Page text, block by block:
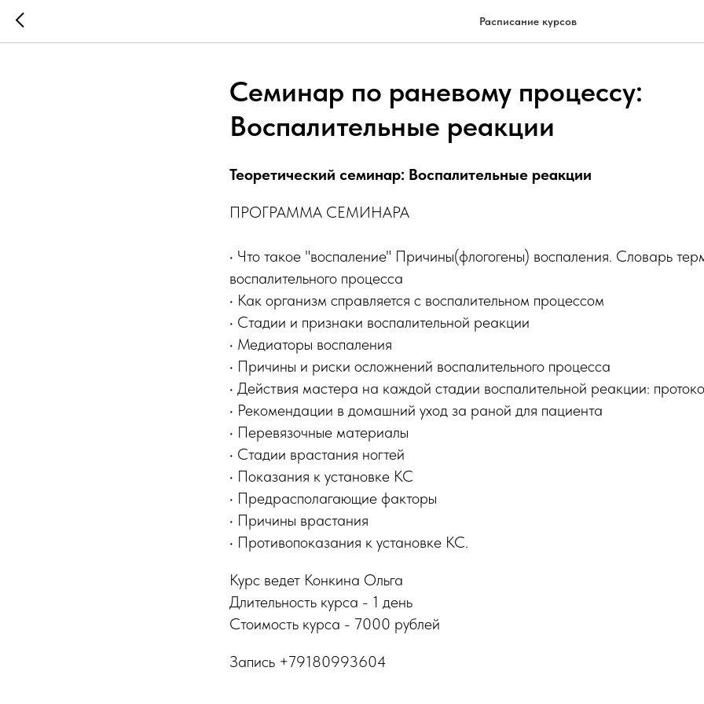
Расписание курсов
Семинар по раневому процессу:
Воспалительные реакции
Теоретический семинар: Воспалительные реакции
ПРОГРАММА СЕМИНАРА
• Что такое "воспаление" Причины(флогогены) воспаления. Словарь
воспалительного процесса
• Как организм справляется с воспалительном процессом
• Стадии и признаки воспалительной реакции
• Медиаторы воспаления
• Причины и риски осложнений воспалительного процесса
• Действия мастера на каждой стадии воспалительной реакции:
• Рекомендации в домашний уход за раной для пациента
• Перевязочные материалы
• Стадии врастания ногтей
• Показания к установке КС
• Предрасполагающие факторы
• Причины врастания
• Противопоказания к установке КС.
Курс ведет Конкина Ольга
Длительность курса - 1 день
Стоимость курса - 7000 рублей
Запись +79180993604